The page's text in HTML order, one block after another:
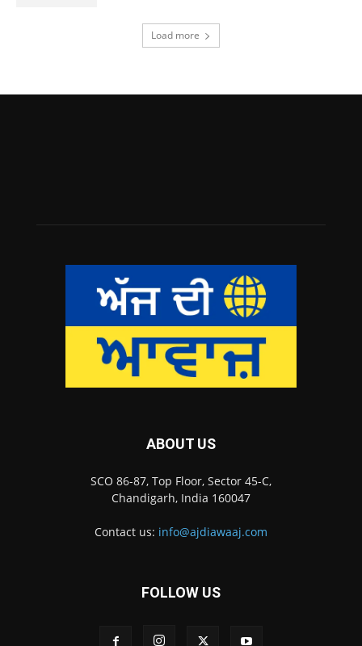
Load more
ABOUT US
SCO 86-87, Top Floor, Sector 45-C,
Chandigarh, India 160047
Contact us: info@ajdiawaaj.com
FOLLOW US